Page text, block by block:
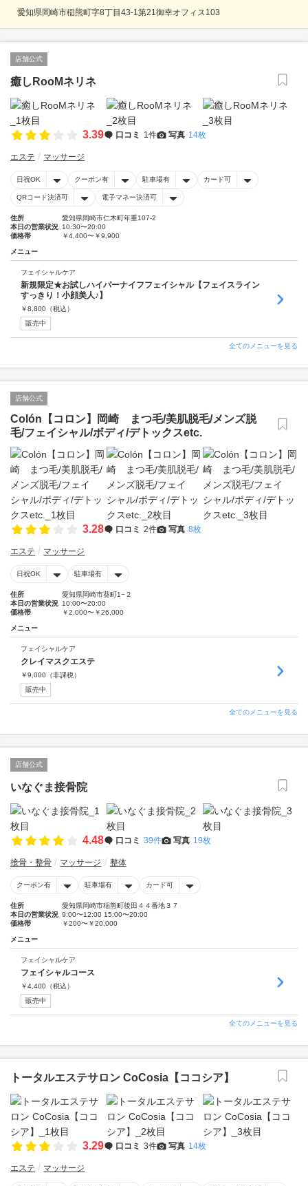
愛知県岡崎市稲熊町字8丁目43-1第21御幸オフィス103
店舗公式
癒しRooMネリネ
3.39 口コミ 1件 写真 14枚
エステ マッサージ
日祝OK クーポン有 駐車場有 カード可
QRコード決済可 電子マネー決済可
住所
愛知県岡崎市仁木町年重107-2
本日の営業状況 10:30〜20:00
価格帯
￥4,400〜￥9,900
メニュー
フェイシャルケア
新規限定★お試しハイパーナイフフェイシャル【フェイスライン
すっきり！小顔美人♪】
￥8,800 （税込）
販売中
全てのメニューを見る
店舗公式
Colón【コロン】岡崎 まつ毛/美肌脱毛/メンズ脱
毛/フェイシャル/ボディ/デトックスetc.
3.28 口コミ 2件 写真 8枚
エステ マッサージ
日祝OK 駐車場有
住所
愛知県岡崎市葵町1−２
本日の営業状況 10:00〜20:00
価格帯
￥2,000〜￥26,000
メニュー
フェイシャルケア
クレイマスクエステ
￥9,000 （非課税）
販売中
全てのメニューを見る
店舗公式
いなぐま接骨院
4.48 口コミ 39件 写真 19枚
接骨・整骨 マッサージ 整体
クーポン有 駐車場有 カード可
住所
愛知県岡崎市稲熊町後田４４番地３７
本日の営業状況 9:00〜12:00 15:00〜20:00
価格帯
￥200〜￥20,000
メニュー
フェイシャルケア
フェイシャルコース
￥4,400 （税込）
販売中
全てのメニューを見る
トータルエステサロン CoCosia【ココシア】
3.29 口コミ 3件 写真 14枚
エステ マッサージ